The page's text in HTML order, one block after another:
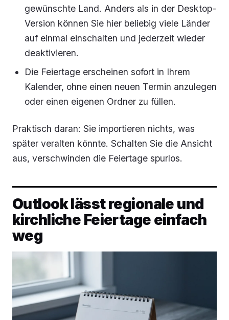
gewünschte Land. Anders als in der Desktop-
Version können Sie hier beliebig viele Länder
auf einmal einschalten und jederzeit wieder
deaktivieren.
Die Feiertage erscheinen sofort in Ihrem
Kalender, ohne einen neuen Termin anzulegen
oder einen eigenen Ordner zu füllen.
Praktisch daran: Sie importieren nichts, was
später veralten könnte. Schalten Sie die Ansicht
aus, verschwinden die Feiertage spurlos.
Outlook lässt regionale und
kirchliche Feiertage einfach
weg